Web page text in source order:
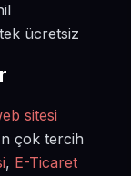
ücretsiz
sitesi
çok tercih
, E-Ticaret